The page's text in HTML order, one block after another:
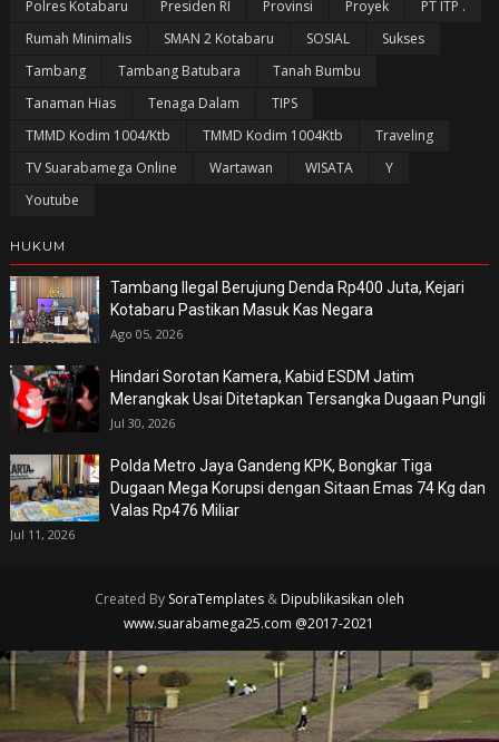
Polres Kotabaru
Presiden RI Provinsi Proyek
PT ITP .
Rumah Minimalis
SMAN 2 Kotabaru SOSIAL
Sukses
Tambang
Tambang Batubara
Tanah Bumbu
Tanaman Hias
Tenaga Dalam
TIPS
TMMD Kodim 1004/Ktb
TMMD Kodim 1004Ktb
Traveling
TV Suarabamega Online
Wartawan WISATA
Y
Youtube
HUKUM
Tambang Ilegal Berujung Denda Rp400 Juta, Kejari
Kotabaru Pastikan Masuk Kas Negara
Ago 05, 2026
Hindari Sorotan Kamera, Kabid ESDM Jatim
Merangkak Usai Ditetapkan Tersangka Dugaan Pungli
Jul 30, 2026
Polda Metro Jaya Gandeng KPK, Bongkar Tiga
Dugaan Mega Korupsi dengan Sitaan Emas 74 Kg dan
Valas Rp476 Miliar
Jul 11, 2026
Created By SoraTemplates& Dipublikasikan oleh
www.suarabamega25.com @2017-2021